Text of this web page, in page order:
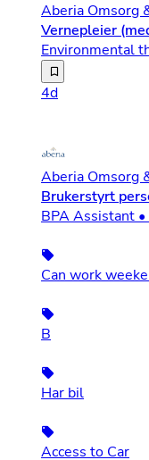
Aberia Omsorg
Vernepleier
Environmental
Aberia Omsorg
4d
Aberia Omsorg
Brukerstyrt
BPA Assistant
Can work
B
Har bil
Access to Car